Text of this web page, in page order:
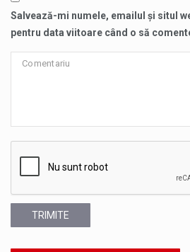
Salvează-mi numele, emailul și situl
pentru data viitoare când o să
TRIMITE